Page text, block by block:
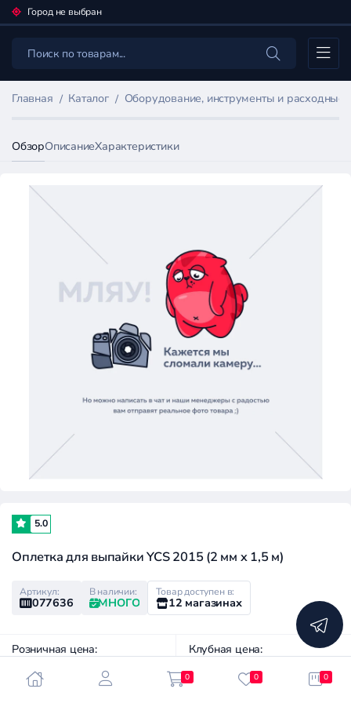
Город не выбран
Каталог
Главная Каталог Оборудование, инструменты и расходные
ОбзорОписаниеХарактеристики
5.0
Оплетка для выпайки YCS 2015 (2 мм x 1,5 м)
Артикул:
077636
В наличии:
МНОГО
Товар доступен в:
12 магазинах
Розничная цена:
200 ₽
Клубная цена:
70 ₽
0 0 0